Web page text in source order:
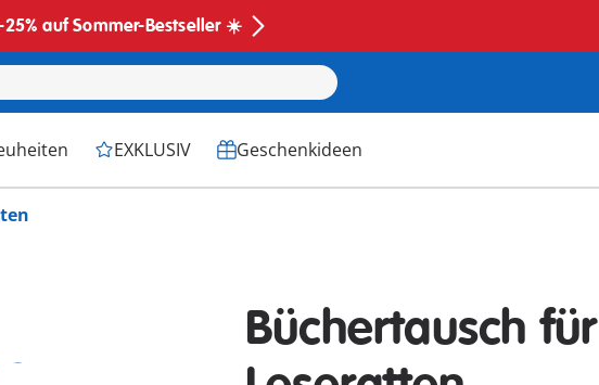
auf Sommer-Bestseller ☀️
EXKLUSIV Geschenkideen
Büchertausch für